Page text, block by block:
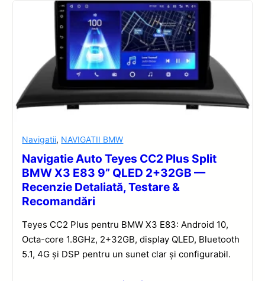
Navigatii, NAVIGATII BMW
Navigatie Auto Teyes CC2 Plus Split
BMW X3 E83 9” QLED 2+32GB —
Recenzie Detaliată, Testare &
Recomandări
Teyes CC2 Plus pentru BMW X3 E83: Android 10,
Octa-core 1.8GHz, 2+32GB, display QLED, Bluetooth
5.1, 4G și DSP pentru un sunet clar și configurabil.